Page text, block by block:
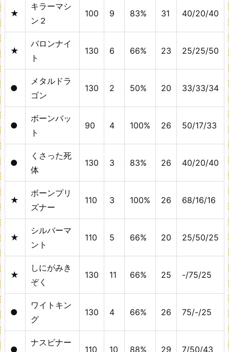
★
キラーマシ
ン２
100 9 83% 31 40/20/40
★
バロンナイ
ト
130 6 66% 23 25/25/50
●
メタルドラ
ゴン
130 2 50% 20 33/33/34
●
ボーンバッ
ト
90 4 100% 26 50/17/33
●
くさった死
体
130 3 83% 26 40/20/40
★
ボーンプリ
ズナー
110 3 100% 26 68/16/16
★
シルバーマ
ント
110 5 66% 20 25/50/25
★
しにがみき
ぞく
130 11 66% 25 -/75/25
●
ワイトキン
グ
130 4 66% 26 75/-/25
●
ナスビナー
110 10 88% 29 7/50/43